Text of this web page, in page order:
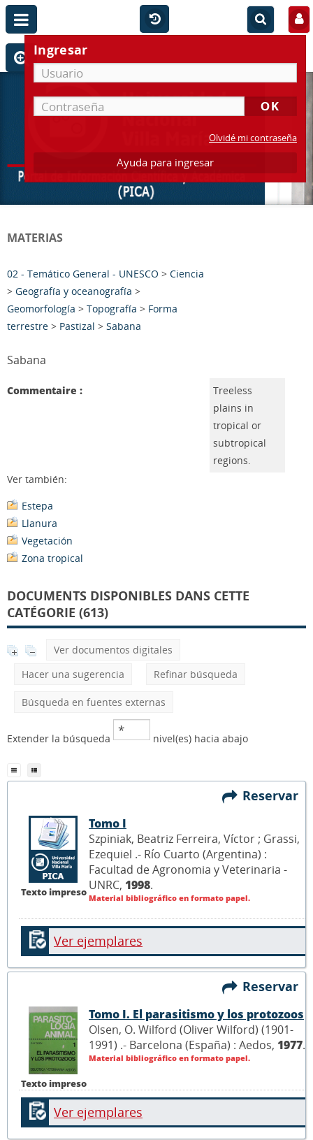
Ingresar
Olvidé mi contraseña
Ayuda para ingresar
MATERIAS
02 - Temático General - UNESCO > Ciencia
> Geografía y oceanografía >
Geomorfología > Topografía > Forma
terrestre > Pastizal > Sabana
Sabana
Commentaire :
Treeless
plains in
tropical or
subtropical
regions.
Ver también:
Estepa
Llanura
Vegetación
Zona tropical
DOCUMENTS DISPONIBLES DANS CETTE
CATÉGORIE (613)
Ver documentos digitales
Hacer una sugerencia
Refinar búsqueda
Búsqueda en fuentes externas
Extender la búsqueda nivel(es) hacia abajo
Reservar
Texto impreso
Tomo I
Szpiniak, Beatriz Ferreira, Víctor ; Grassi,
Ezequiel .- Río Cuarto (Argentina) :
Facultad de Agronomia y Veterinaria -
UNRC, 1998.
Material bibliográfico en formato papel.
Ver ejemplares
Reservar
Texto impreso
Tomo I. El parasitismo y los protozoos
Olsen, O. Wilford (Oliver Wilford) (1901-
1991) .- Barcelona (España) : Aedos, 1977.
Material bibliográfico en formato papel.
Ver ejemplares